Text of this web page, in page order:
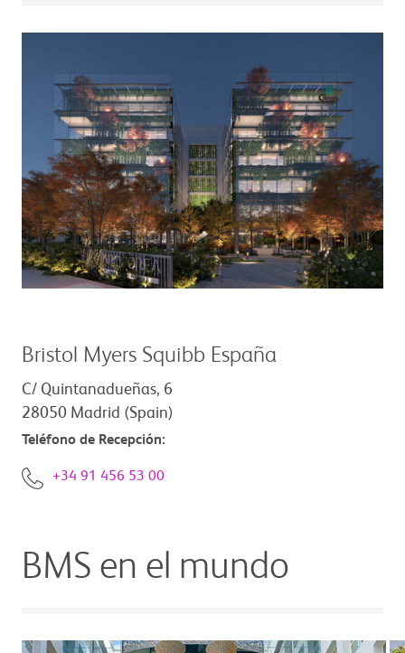
Bristol Myers Squibb España
C/ Quintanadueñas, 6
28050 Madrid (Spain)
Teléfono de Recepción:
+34 91 456 53 00
BMS en el mundo